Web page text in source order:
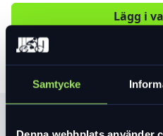
Samtycke
Lägg i
Produktinformation